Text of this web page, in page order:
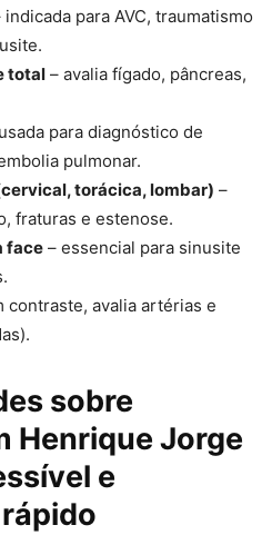
indicada para AVC, traumatismo
total – avalia fígado, pâncreas,
para diagnóstico de
pulmonar.
torácica, lombar) –
fraturas e estenose.
face – essencial para sinusite
contraste, avalia artérias e
sobre
Henrique Jorge
e